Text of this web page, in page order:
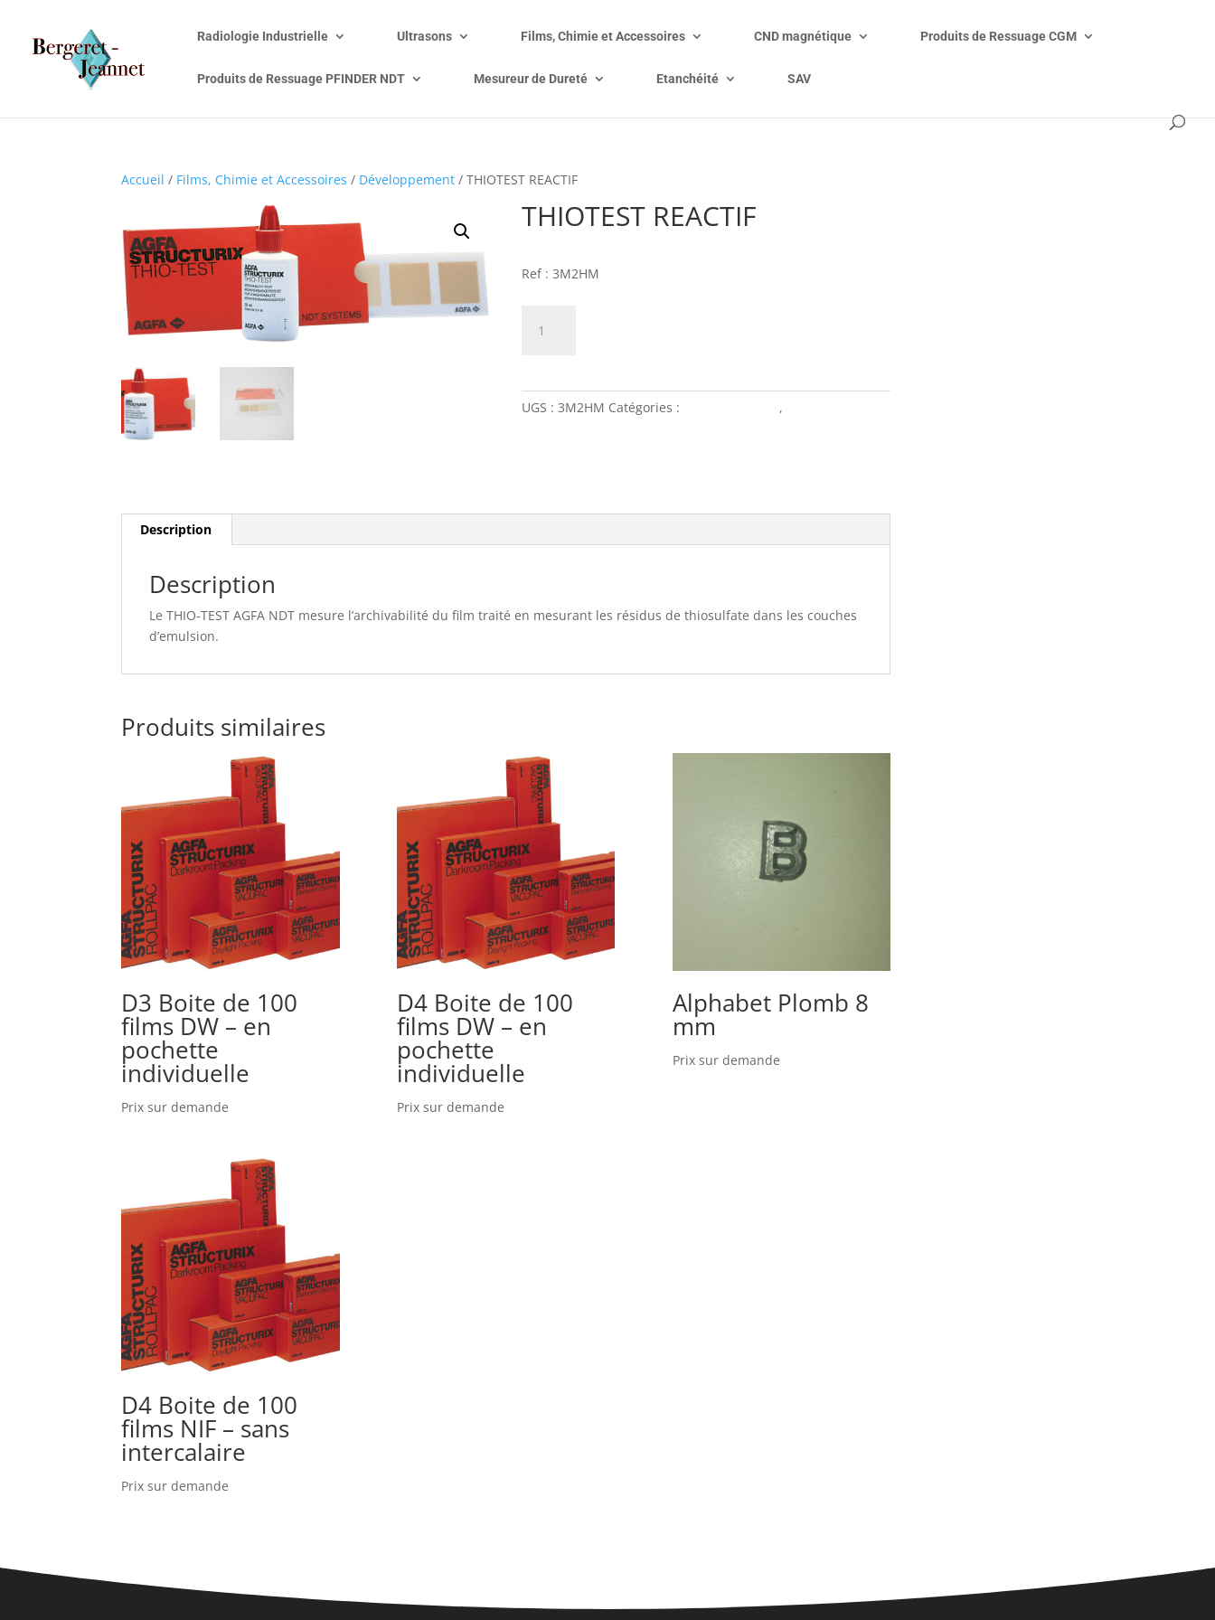
Radiologie Industrielle Ultrasons Films, Chimie et Accessoires CND magnétique Produits de Ressuage CGM
Produits de Ressuage PFINDER NDT Mesureur de Dureté Etanchéité SAV
Accueil / Films, Chimie et Accessoires / Développement / THIOTEST REACTIF
THIOTEST REACTIF
Ref : 3M2HM
UGS : 3M2HM Catégories : ,
Description
Description
Le THIO-TEST AGFA NDT mesure l’archivabilité du ﬁlm traité en mesurant les résidus de thiosulfate dans les couches
d’emulsion.
Produits similaires
D3 Boite de 100
films DW – en
pochette
individuelle
Prix sur demande
D4 Boite de 100
films DW – en
pochette
individuelle
Prix sur demande
Alphabet Plomb 8
mm
Prix sur demande
D4 Boite de 100
films NIF – sans
intercalaire
Prix sur demande